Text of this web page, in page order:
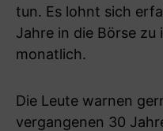
tun. Es lohnt sich
Jahre in die Börse zu
monatlich.
Die Leute warnen
vergangenen 30